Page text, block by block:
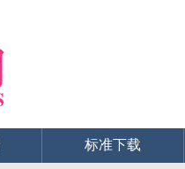
标准下载